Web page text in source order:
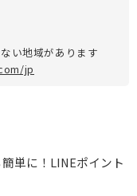
い地域があります
jp
単に！LINEポイント